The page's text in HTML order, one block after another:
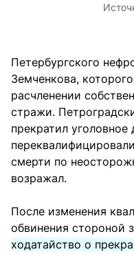
Петербургского
Земченкова,
расчленении
стражи.
прекратил
смерти по
возражал.
После изменения
обвинения стороной
ходатайство о